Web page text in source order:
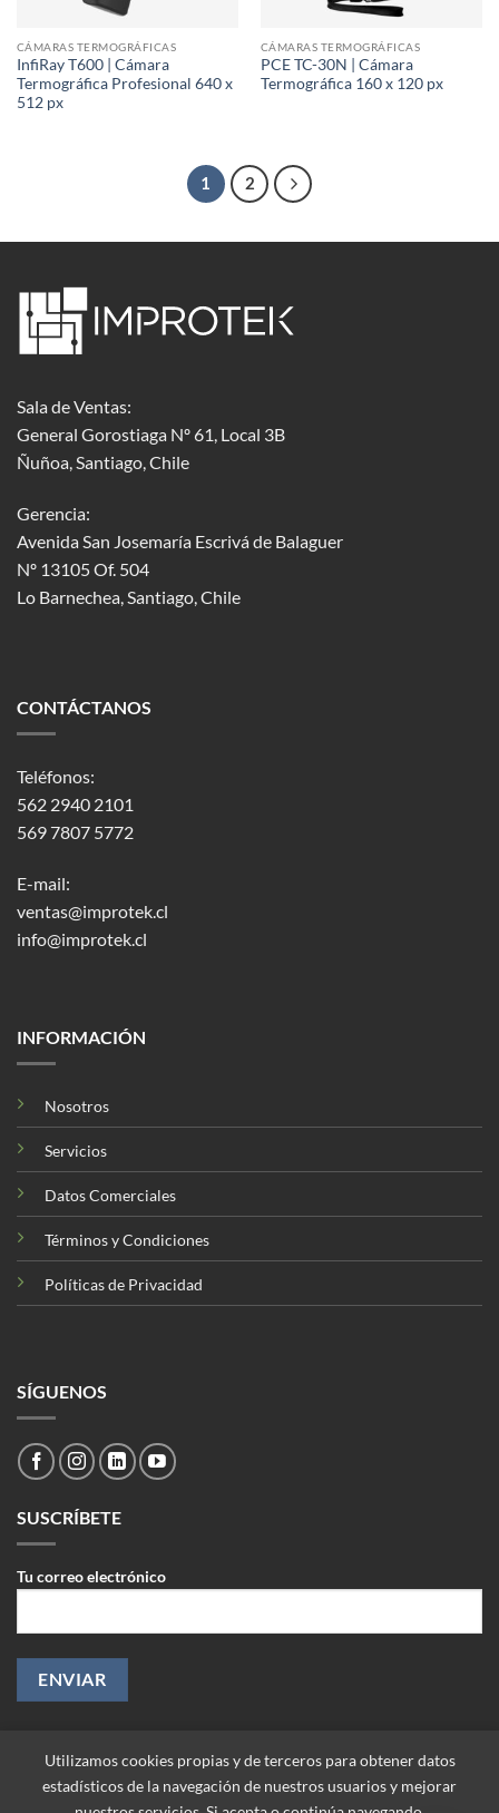
CÁMARAS TERMOGRÁFICAS
InfiRay T600 | Cámara
Termográfica Profesional 640 x
512 px
CÁMARAS TERMOGRÁFICAS
PCE TC-30N | Cámara
Termográfica 160 x 120 px
1 2
Sala de Ventas:
General Gorostiaga Nº 61, Local 3B
Ñuñoa, Santiago, Chile
Gerencia:
Avenida San Josemaría Escrivá de Balaguer
Nº 13105 Of. 504
Lo Barnechea, Santiago, Chile
CONTÁCTANOS
Teléfonos:
562 2940 2101
569 7807 5772
E-mail:
ventas@improtek.cl
info@improtek.cl
INFORMACIÓN
Nosotros
Servicios
Datos Comerciales
Términos y Condiciones
Políticas de Privacidad
SÍGUENOS
SUSCRÍBETE
Tu correo electrónico
Utilizamos cookies propias y de terceros para obtener datos
estadísticos de la navegación de nuestros usuarios y mejorar